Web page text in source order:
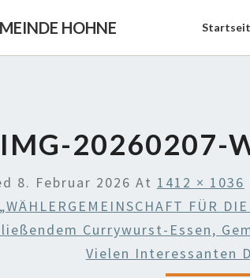
HOHNE
IMG-20260207-
8. Februar 2026 At 1412 × 1036
FÜR
Currywurst-Essen,
Vielen Interessanten